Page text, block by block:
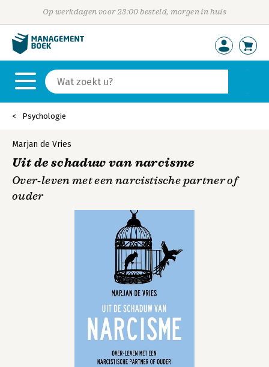
Op werkdagen voor 23:00 besteld, morgen in huis
Psychologie
Marjan de Vries
Uit de schaduw van narcisme
Over‐leven met een narcistische partner of
ouder